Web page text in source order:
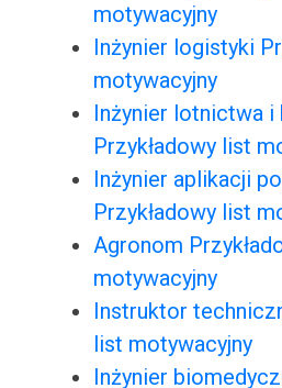
motywacyjny
Inżynier logistyki
motywacyjny
Inżynier lotnictwa i
Przykładowy list
Inżynier aplikacji
Przykładowy list
Agronom
motywacyjny
Instruktor
list motywacyjny
Inżynier